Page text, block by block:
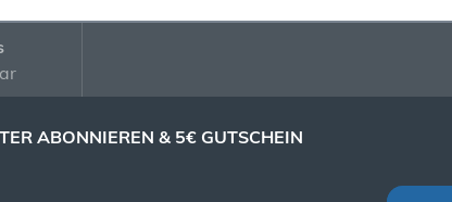
ABONNIEREN & 5€ GUTSCHEIN